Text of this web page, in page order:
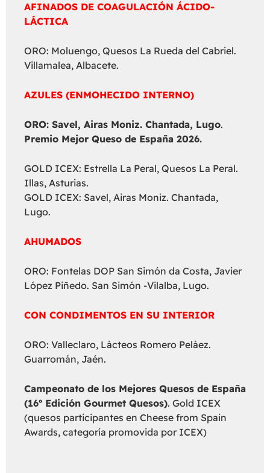
AFINADOS DE COAGULACIÓN ÁCIDO-
LÁCTICA
ORO: Moluengo, Quesos La Rueda del Cabriel.
Villamalea, Albacete.
AZULES (ENMOHECIDO INTERNO)
ORO: Savel, Airas Moniz. Chantada, Lugo.
Premio Mejor Queso de España 2026.
GOLD ICEX: Estrella La Peral, Quesos La Peral.
Illas, Asturias.
GOLD ICEX: Savel, Airas Moniz. Chantada,
Lugo.
AHUMADOS
ORO: Fontelas DOP San Simón da Costa, Javier
López Piñedo. San Simón -Vilalba, Lugo.
CON CONDIMENTOS EN SU INTERIOR
ORO: Valleclaro, Lácteos Romero Peláez.
Guarromán, Jaén.
Campeonato de los Mejores Quesos de España
(16º Edición Gourmet Quesos). Gold ICEX
(quesos participantes en Cheese from Spain
Awards, categoría promovida por ICEX)